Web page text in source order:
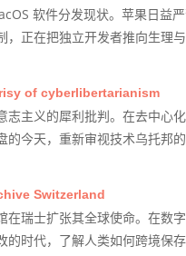
软件分发现状。苹果日益
，正在把独立开发者推向生理
of cyberlibertarianism
志主义的犀利批判。在去中心
的今天，重新审视技术乌托邦
Switzerland
在瑞士扩张其全球使命。在数
的时代，了解人类如何跨境保